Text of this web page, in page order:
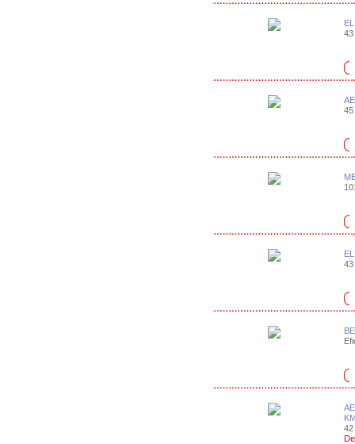
43
45
43
42